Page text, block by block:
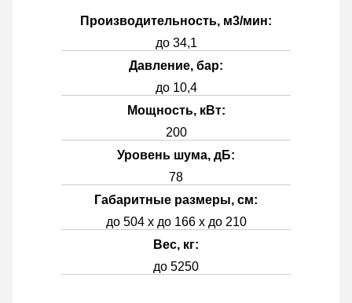
Производительность, м3/мин:
до 34,1
Давление, бар:
до 10,4
Мощность, кВт:
200
Уровень шума, дБ:
78
Габаритные размеры, см:
до 504 x до 166 x до 210
Вес, кг:
до 5250